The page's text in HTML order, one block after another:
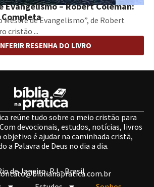
Evangelismo – Robert Coleman:
Completade Evangelismo”, de Robert
cristão ...
RESENHA DO LIVRO
reúne tudo sobre o meio cristão para
devocionais, estudos, notícias, livros
objetivo é ajudar na caminhada cristã,
a Palavra de Deus no dia a dia.
de Janeiro, RJ - Brasil